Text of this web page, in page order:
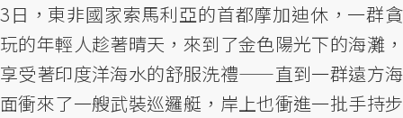
3日，東非國家索馬利亞的首都摩加迪休，一群貪
玩的年輕人趁著晴天，來到了金色陽光下的海灘，
享受著印度洋海水的舒服洗禮——直到一群遠方海
面衝來了一艘武裝巡邏艇，岸上也衝進一批手持步